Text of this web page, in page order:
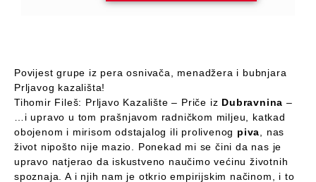
Povijest grupe iz pera osnivača, menadžera i bubnjara
Prljavog kazališta!
Tihomir Fileš: Prljavo Kazalište – Priče iz Dubravnina –
…i upravo u tom prašnjavom radničkom miljeu, katkad
obojenom i mirisom odstajalog ili prolivenog piva , nas
život nipošto nije mazio. Ponekad mi se čini da nas je
upravo natjerao da iskustveno naučimo većinu životnih
spoznaja. A i njih nam je otkrio empirijskim načinom, i to